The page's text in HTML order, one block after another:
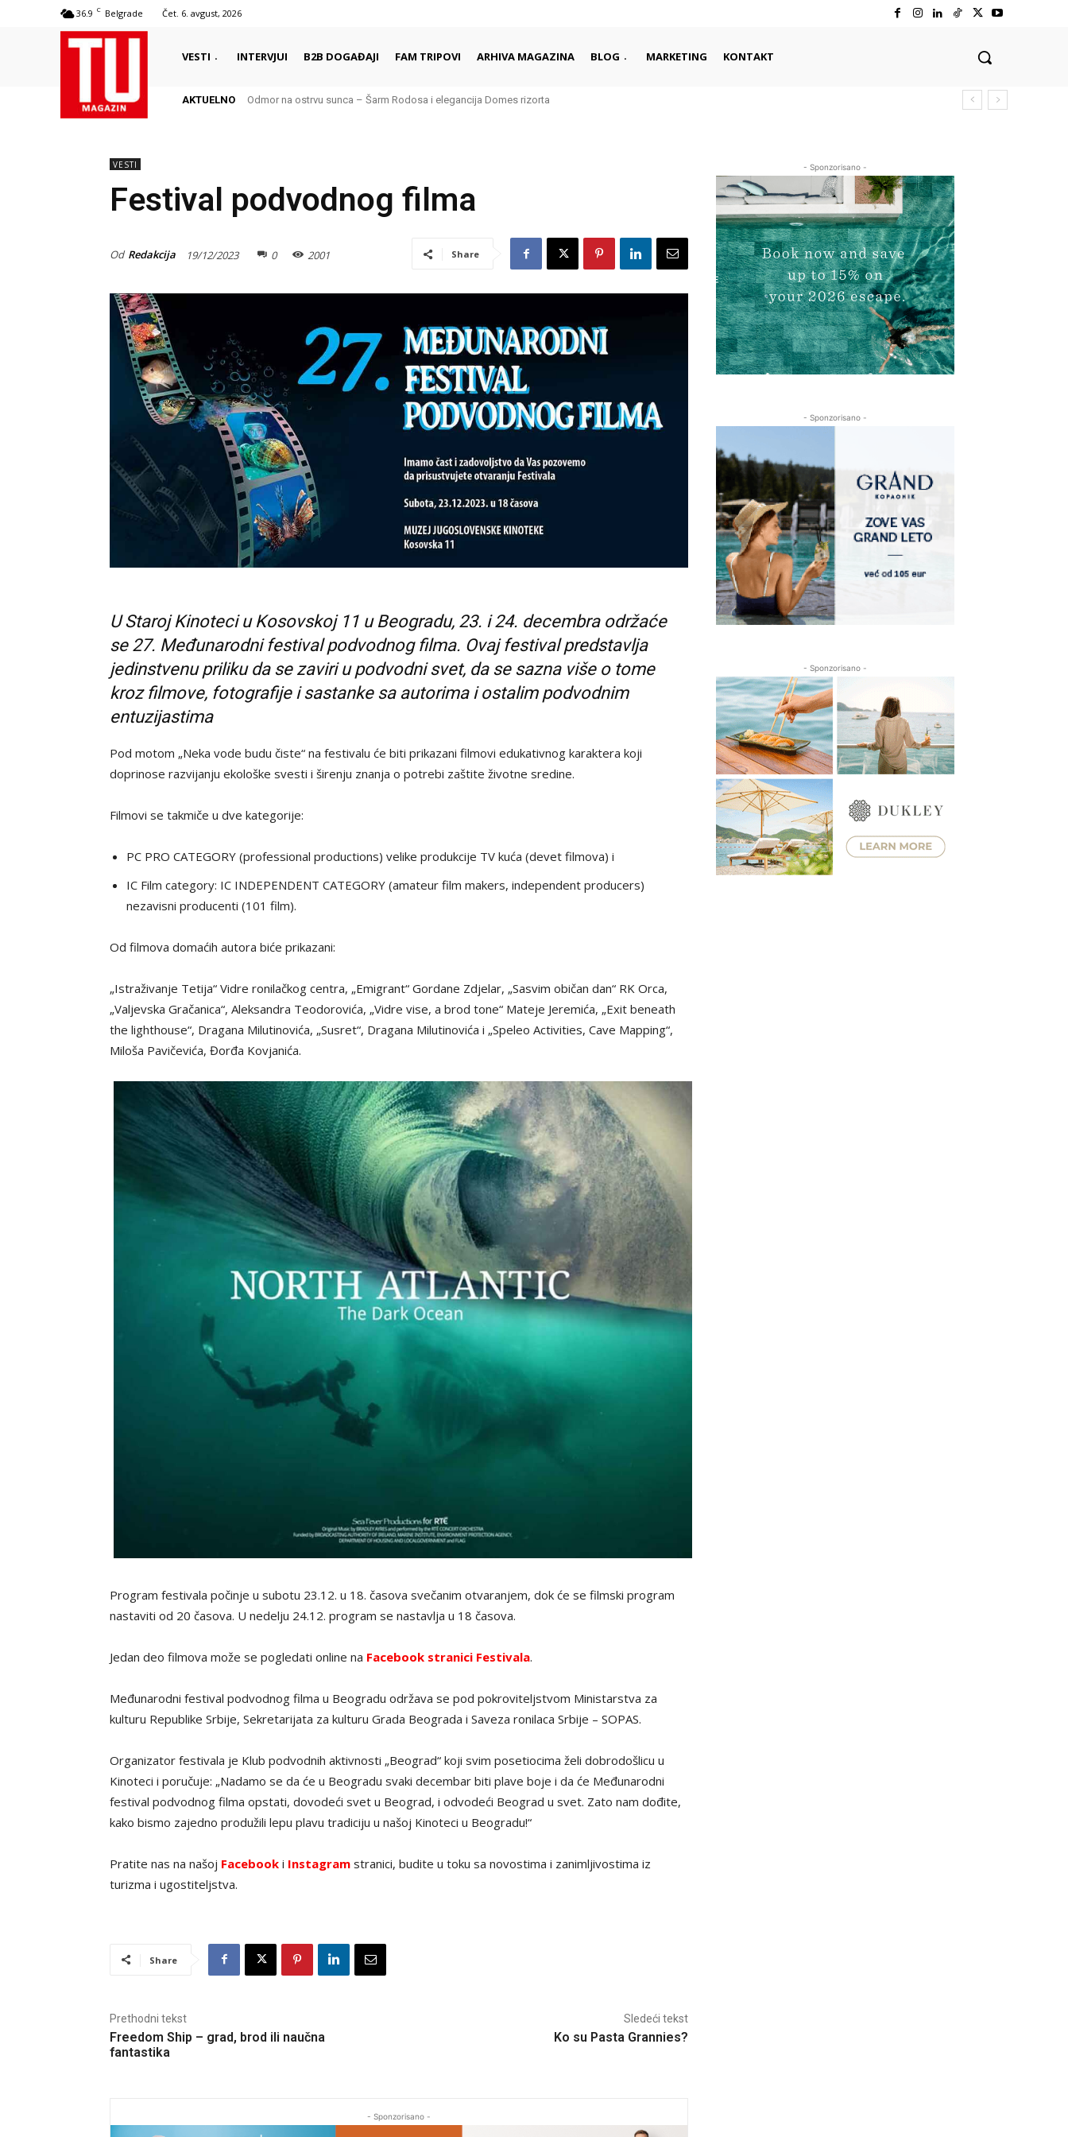
36.9 C Belgrade Čet. 6. avgust, 2026
VESTI INTERVJUI B2B DOGAĐAJI FAM TRIPOVI ARHIVA MAGAZINA BLOG MARKETING KONTAKT
AKTUELNO Odmor na ostrvu sunca – Šarm Rodosa i elegancija Domes rizorta
VESTI
Festival podvodnog filma
Od Redakcija 19/12/2023 0 2001 Share
U Staroj Kinoteci u Kosovskoj 11 u Beogradu, 23. i 24. decembra održaće
se 27. Međunarodni festival podvodnog filma. Ovaj festival predstavlja
jedinstvenu priliku da se zaviri u podvodni svet, da se sazna više o tome
kroz filmove, fotografije i sastanke sa autorima i ostalim podvodnim
entuzijastima
Pod motom „Neka vode budu čiste“ na festivalu će biti prikazani filmovi edukativnog karaktera koji
doprinose razvijanju ekološke svesti i širenju znanja o potrebi zaštite životne sredine.
Filmovi se takmiče u dve kategorije:
PC PRO CATEGORY (professional productions) velike produkcije TV kuća (devet filmova) i
IC Film category: IC INDEPENDENT CATEGORY (amateur film makers, independent producers)
nezavisni producenti (101 film).
Od filmova domaćih autora biće prikazani:
„Istraživanje Tetija“ Vidre ronilačkog centra, „Emigrant“ Gordane Zdjelar, „Sasvim običan dan“ RK Orca,
„Valjevska Gračanica“, Aleksandra Teodorovića, „Vidre vise, a brod tone“ Mateje Jeremića, „Exit beneath
the lighthouse“, Dragana Milutinovića, „Susret“, Dragana Milutinovića i „Speleo Activities, Cave Mapping“,
Miloša Pavičevića, Đorđa Kovjanića.
Program festivala počinje u subotu 23.12. u 18. časova svečanim otvaranjem, dok će se filmski program
nastaviti od 20 časova. U nedelju 24.12. program se nastavlja u 18 časova.
Jedan deo filmova može se pogledati online na Facebook stranici Festivala.
Međunarodni festival podvodnog filma u Beogradu održava se pod pokroviteljstvom Ministarstva za
kulturu Republike Srbije, Sekretarijata za kulturu Grada Beograda i Saveza ronilaca Srbije – SOPAS.
Organizator festivala je Klub podvodnih aktivnosti „Beograd“ koji svim posetiocima želi dobrodošlicu u
Kinoteci i poručuje: „Nadamo se da će u Beogradu svaki decembar biti plave boje i da će Međunarodni
festival podvodnog filma opstati, dovodeći svet u Beograd, i odvodeći Beograd u svet. Zato nam dođite,
kako bismo zajedno produžili lepu plavu tradiciju u našoj Kinoteci u Beogradu!“
Pratite nas na našoj Facebook i Instagram stranici, budite u toku sa novostima i zanimljivostima iz
turizma i ugostiteljstva.
Share
Prethodni tekst
Freedom Ship – grad, brod ili naučna
fantastika
Sledeći tekst
Ko su Pasta Grannies?
- Sponzorisano -
- Sponzorisano -
- Sponzorisano -
- Sponzorisano -